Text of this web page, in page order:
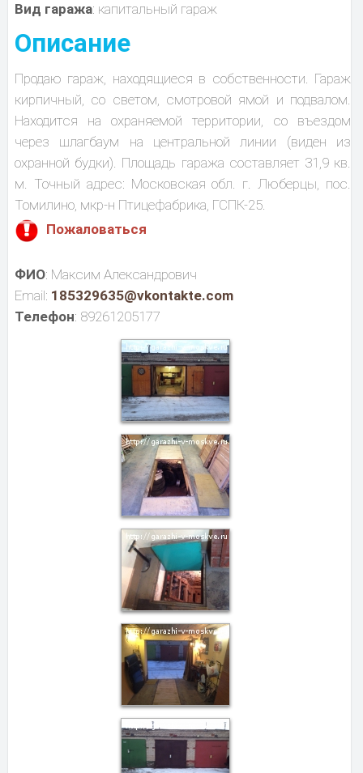
Вид гаража: капитальный гараж
Описание
Продаю гараж, находящиеся в собственности. Гараж
кирпичный, со светом, смотровой ямой и подвалом.
Находится на охраняемой территории, со въездом
через шлагбаум на центральной линии (виден из
охранной будки). Площадь гаража составляет 31,9 кв.
м. Точный адрес: Московская обл. г. Люберцы, пос.
Томилино, мкр-н Птицефабрика, ГСПК-25.
Пожаловаться
ФИО: Максим Александрович
Email: 185329635@vkontakte.com
Телефон: 89261205177